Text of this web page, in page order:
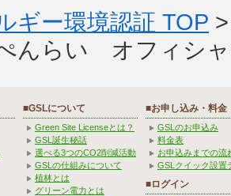
ギー環境認証 TOP
んらい オフィシ
■GSLについて
Green Site Licenseとは？
GSL誕生秘話
選べる3つのCO2削減活動
GSLの仕組みについて
植林とは
グリーン電力とは
■お申し込み・料金
GSLのお申込み
料金表
お申込みまでの流
GSLクイック設置
■ログイン